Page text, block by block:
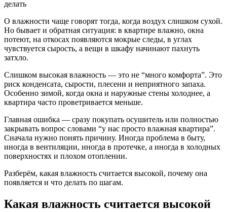
О влажности чаще говорят тогда, когда воздух слишком сухой.
Но бывает и обратная ситуация: в квартире влажно, окна
потеют, на откосах появляются мокрые следы, в углах
чувствуется сырость, а вещи в шкафу начинают пахнуть
затхло.
Слишком высокая влажность — это не “много комфорта”. Это
риск конденсата, сырости, плесени и неприятного запаха.
Особенно зимой, когда окна и наружные стены холоднее, а
квартира часто проветривается меньше.
Главная ошибка — сразу покупать осушитель или полностью
закрывать вопрос словами “у нас просто влажная квартира”.
Сначала нужно понять причину. Иногда проблема в быту,
иногда в вентиляции, иногда в протечке, а иногда в холодных
поверхностях и плохом отоплении.
Разберём, какая влажность считается высокой, почему она
появляется и что делать по шагам.
Какая влажность считается высокой